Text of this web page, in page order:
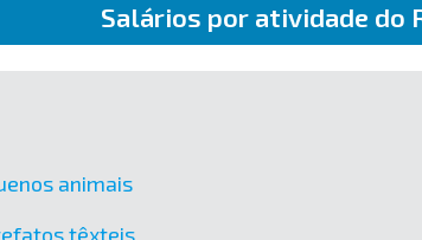
Salários por atividade do
animais
têxteis